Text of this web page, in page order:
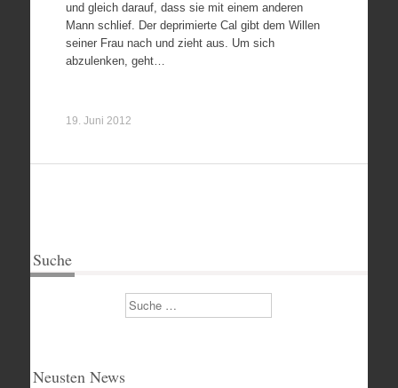
und gleich darauf, dass sie mit einem anderen
Mann schlief. Der deprimierte Cal gibt dem Willen
seiner Frau nach und zieht aus. Um sich
abzulenken, geht…
19. Juni 2012
Suche
Suchen
Neusten News